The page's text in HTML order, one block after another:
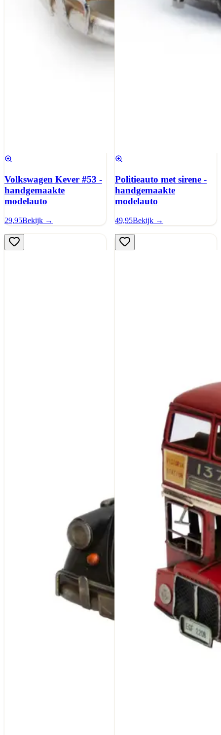
Volkswagen Kever #53 -
handgemaakte
modelauto
29,95Bekijk →
Politieauto met sirene -
handgemaakte
modelauto
49,95Bekijk →